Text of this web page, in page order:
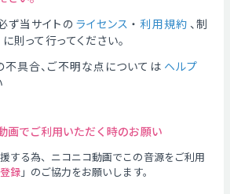
ず当サイトの ライセンス ・ 利用規約 、制
に則って行ってください。
不具合、ご不明な点については ヘルプ
画でご利用いただく時のお願い
する為、ニコニコ動画でこの音源をご利用
録」のご協力をお願いします。